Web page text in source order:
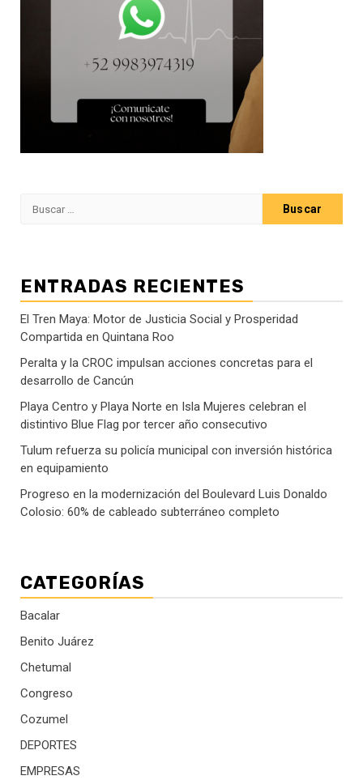
ENTRADAS RECIENTES
El Tren Maya: Motor de Justicia Social y Prosperidad
Compartida en Quintana Roo
Peralta y la CROC impulsan acciones concretas para el
desarrollo de Cancún
Playa Centro y Playa Norte en Isla Mujeres celebran el
distintivo Blue Flag por tercer año consecutivo
Tulum refuerza su policía municipal con inversión histórica
en equipamiento
Progreso en la modernización del Boulevard Luis Donaldo
Colosio: 60% de cableado subterráneo completo
CATEGORÍAS
Bacalar
Benito Juárez
Chetumal
Congreso
Cozumel
DEPORTES
EMPRESAS